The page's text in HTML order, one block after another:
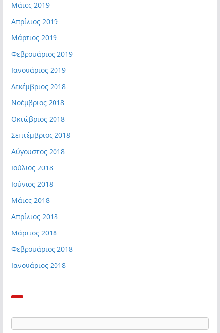
Μάιος 2019
Απρίλιος 2019
Μάρτιος 2019
Φεβρουάριος 2019
Ιανουάριος 2019
Δεκέμβριος 2018
Νοέμβριος 2018
Οκτώβριος 2018
Σεπτέμβριος 2018
Αύγουστος 2018
Ιούλιος 2018
Ιούνιος 2018
Μάιος 2018
Απρίλιος 2018
Μάρτιος 2018
Φεβρουάριος 2018
Ιανουάριος 2018